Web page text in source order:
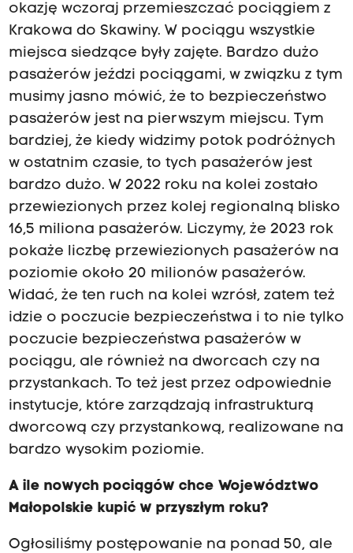
okazję wczoraj przemieszczać pociągiem z
Krakowa do Skawiny. W pociągu wszystkie
miejsca siedzące były zajęte. Bardzo dużo
pasażerów jeździ pociągami, w związku z tym
musimy jasno mówić, że to bezpieczeństwo
pasażerów jest na pierwszym miejscu. Tym
bardziej, że kiedy widzimy potok podróżnych
w ostatnim czasie, to tych pasażerów jest
bardzo dużo. W 2022 roku na kolei zostało
przewiezionych przez kolej regionalną blisko
16,5 miliona pasażerów. Liczymy, że 2023 rok
pokaże liczbę przewiezionych pasażerów na
poziomie około 20 milionów pasażerów.
Widać, że ten ruch na kolei wzrósł, zatem też
idzie o poczucie bezpieczeństwa i to nie tylko
poczucie bezpieczeństwa pasażerów w
pociągu, ale również na dworcach czy na
przystankach. To też jest przez odpowiednie
instytucje, które zarządzają infrastrukturą
dworcową czy przystankową, realizowane na
bardzo wysokim poziomie.
A ile nowych pociągów chce Województwo
Małopolskie kupić w przyszłym roku?
Ogłosiliśmy postępowanie na ponad 50, ale